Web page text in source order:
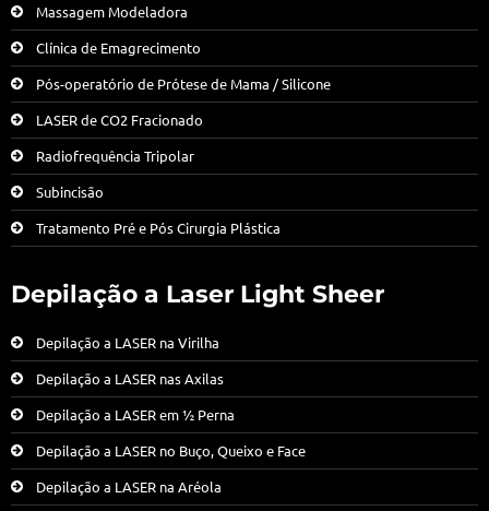
Massagem Modeladora
Clínica de Emagrecimento
Pós-operatório de Prótese de Mama / Silicone
LASER de CO2 Fracionado
Radiofrequência Tripolar
Subincisão
Tratamento Pré e Pós Cirurgia Plástica
Depilação a Laser Light Sheer
Depilação a LASER na Virilha
Depilação a LASER nas Axilas
Depilação a LASER em ½ Perna
Depilação a LASER no Buço, Queixo e Face
Depilação a LASER na Aréola